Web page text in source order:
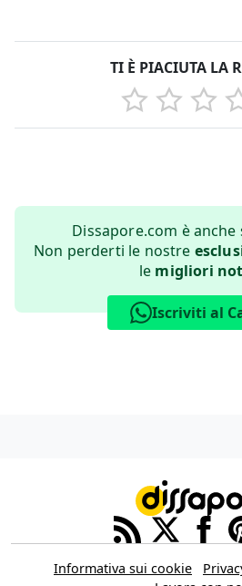
TI È PIACIUTA LA
Dissapore.com è anche
Non perderti le nostre
le migliori
Iscriviti al
Informativa sui cookie